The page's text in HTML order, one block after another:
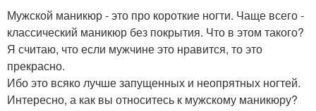
Мужской маникюр - это про короткие ногти. Чаще всего -
классический маникюр без покрытия. Что в этом такого?
Я считаю, что если мужчине это нравится, то это
прекрасно.
Ибо это всяко лучше запущенных и неопрятных ногтей.
Интересно, а как вы относитесь к мужскому маникюру?